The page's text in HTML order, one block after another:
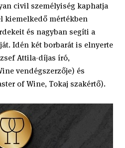
civil személyiség kaphatja
kiemelkedő mértékben
és nagyban segíti a
Idén két borbarát is elnyerte
Attila-díjas író,
vendégszerzője) és
of Wine, Tokaj szakértő).